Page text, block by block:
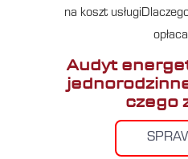
na koszt
Audyt
czego